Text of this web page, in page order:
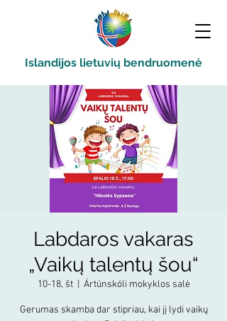
Islandijos lietuvių bendruomenė
Labdaros vakaras
„Vaikų talentų šou“
10-18, št
  |
Ártúnskóli mokyklos salė
Gerumas skamba dar stipriau, kai jį lydi vaikų